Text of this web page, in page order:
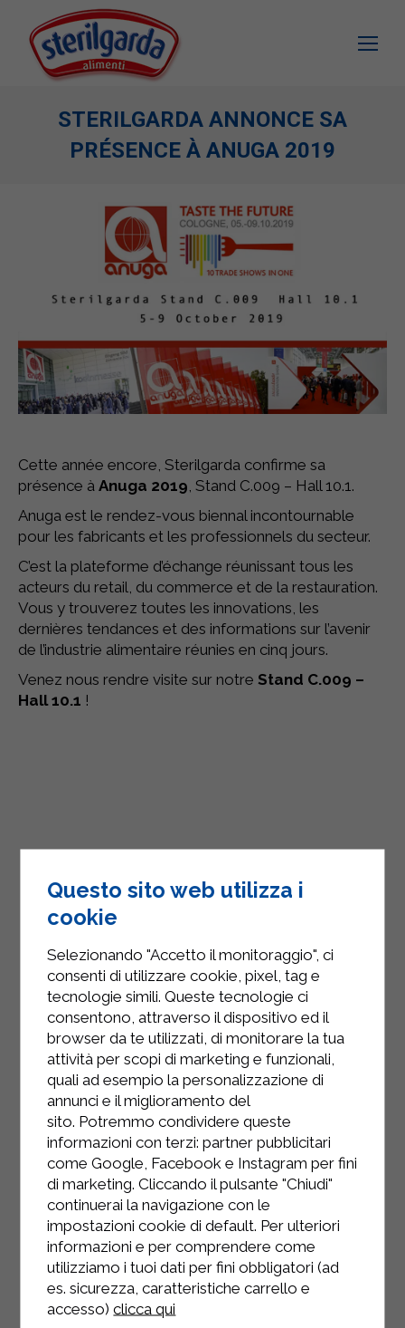
STERILGARDA ANNONCE SA
PRÉSENCE À ANUGA 2019
Cette année encore, Sterilgarda confirme sa
présence à Anuga 2019 , Stand C.009 – Hall 10.1.
Anuga est le rendez-vous biennal incontournable
pour les fabricants et les professionnels du secteur.
C’est la plateforme d’échange réunissant tous les
acteurs du retail, du commerce et de la restauration.
Vous y trouverez toutes les innovations, les
dernières tendances et des informations sur l’avenir
de l’industrie alimentaire réunies en cinq jours.
Venez nous rendre visite sur notre Stand C.009 –
Hall 10.1 !
INSTAGRAM
FACEBOOK
Questo sito web utilizza i
cookie
Selezionando "Accetto il monitoraggio", ci
consenti di utilizzare cookie, pixel, tag e
tecnologie simili. Queste tecnologie ci
consentono, attraverso il dispositivo ed il
browser da te utilizzati, di monitorare la tua
attività per scopi di marketing e funzionali,
quali ad esempio la personalizzazione di
annunci e il miglioramento del
sito. Potremmo condividere queste
informazioni con terzi: partner pubblicitari
come Google, Facebook e Instagram per fini
di marketing. Cliccando il pulsante "Chiudi"
continuerai la navigazione con le
impostazioni cookie di default. Per ulteriori
informazioni e per comprendere come
utilizziamo i tuoi dati per fini obbligatori (ad
es. sicurezza, caratteristiche carrello e
accesso)clicca qui